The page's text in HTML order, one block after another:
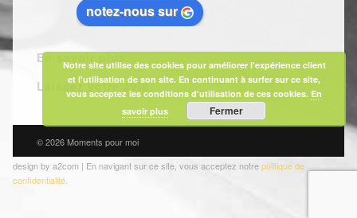
notez-nous sur
En savoir plus
Laissez votre avis
© 2026 Moments pour moi
design by a2com | En navigant sur ce site, vous acceptez notrepolitique de
confidentialité.
Notre site utilise des cookies pour améliorer l'expérience client
et l'utilisation de son site. En continuant à surfer sur ce site,
vous acceptez les conditions d'utilisation de ces cookies. En
savoir plus
Fermer